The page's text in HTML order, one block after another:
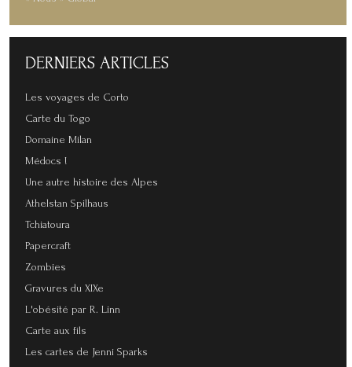
DERNIERS ARTICLES
Les voyages de Corto
Carte du Togo
Domaine Milan
Médocs !
Une autre histoire des Alpes
Athelstan Spilhaus
Tchiatoura
Papercraft
Zombies
Gravures du XIXe
L'obésité par R. Linn
Carte aux fils
Les cartes de Jenni Sparks